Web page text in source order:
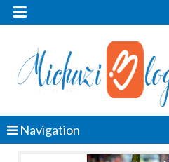

Navigation